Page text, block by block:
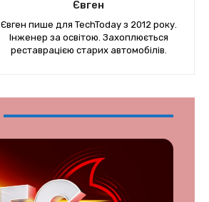
Євген
Євген пише для TechToday з 2012 року.
Інженер за освітою. Захоплюється
реставрацією старих автомобілів.